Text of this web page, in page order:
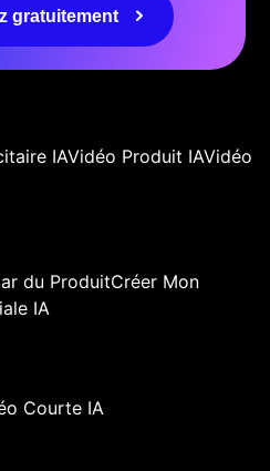
gratuitement
IAVidéo Produit IAVidéo
du ProduitCréer Mon
IA
Courte IA